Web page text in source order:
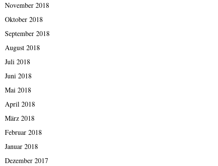
November 2018
Oktober 2018
September 2018
August 2018
Juli 2018
Juni 2018
Mai 2018
April 2018
März 2018
Februar 2018
Januar 2018
Dezember 2017